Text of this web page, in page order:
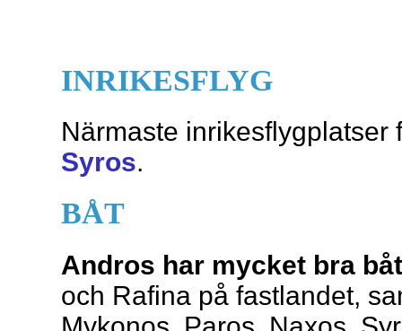
INRIKESFLYG
Närmaste inrikesflygplatser
Syros.
BÅT
Andros har mycket bra
och Rafina på fastlandet,